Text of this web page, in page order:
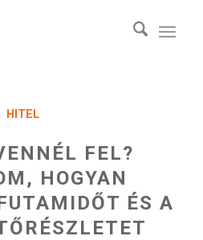
HITEL
FEL?
HOGYAN
ÉS A